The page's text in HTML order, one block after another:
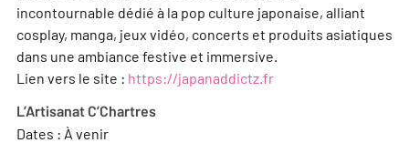
incontournable dédié à la pop culture japonaise, alliant
cosplay, manga, jeux vidéo, concerts et produits asiatiques
dans une ambiance festive et immersive.
Lien vers le site : https://japanaddictz.fr
L’Artisanat C’Chartres
Dates : À venir